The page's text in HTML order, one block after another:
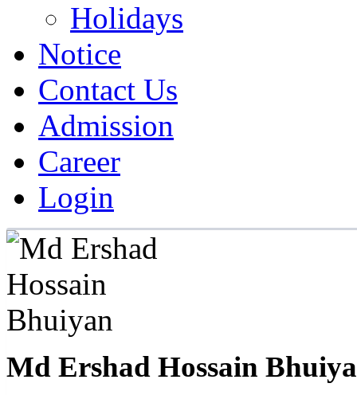
Holidays
Notice
Contact Us
Admission
Career
Login
Md Ershad Hossain